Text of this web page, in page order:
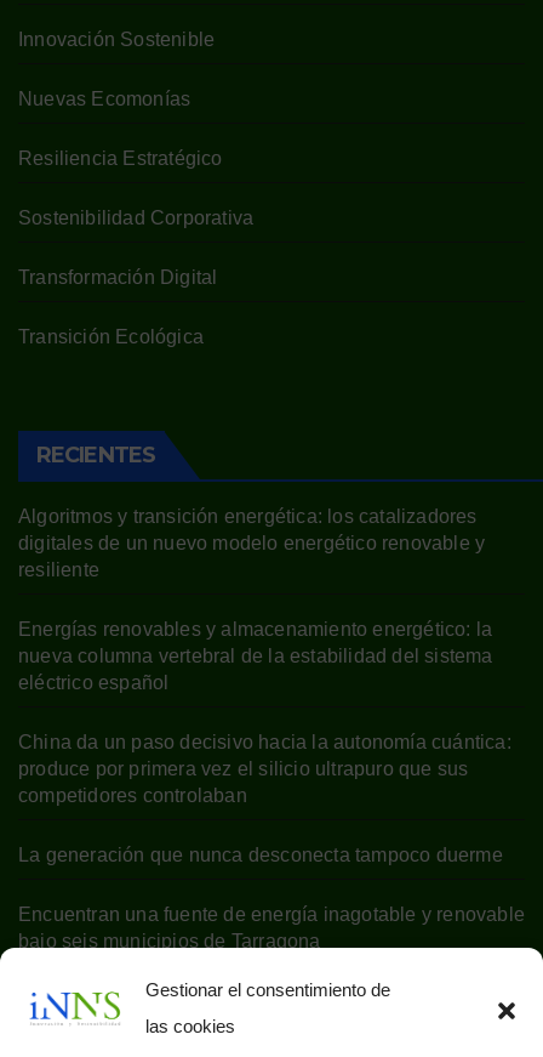
Gestionar el consentimiento de
las cookies
Innovación Sostenible
Nuevas Ecomonías
Resiliencia Estratégico
Sostenibilidad Corporativa
Transformación Digital
Transición Ecológica
RECIENTES
Algoritmos y transición energética: los catalizadores
digitales de un nuevo modelo energético renovable y
resiliente
Energías renovables y almacenamiento energético: la
nueva columna vertebral de la estabilidad del sistema
eléctrico español
China da un paso decisivo hacia la autonomía cuántica:
produce por primera vez el silicio ultrapuro que sus
competidores controlaban
La generación que nunca desconecta tampoco duerme
Encuentran una fuente de energía inagotable y renovable
bajo seis municipios de Tarragona